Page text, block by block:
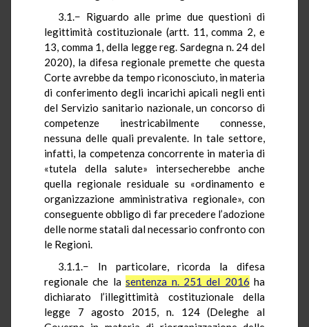
3.1.− Riguardo alle prime due questioni di
legittimità costituzionale (artt. 11, comma 2, e
13, comma 1, della legge reg. Sardegna n. 24 del
2020), la difesa regionale premette che questa
Corte avrebbe da tempo riconosciuto, in materia
di conferimento degli incarichi apicali negli enti
del Servizio sanitario nazionale, un concorso di
competenze inestricabilmente connesse,
nessuna delle quali prevalente. In tale settore,
infatti, la competenza concorrente in materia di
«tutela della salute» intersecherebbe anche
quella regionale residuale su «ordinamento e
organizzazione amministrativa regionale», con
conseguente obbligo di far precedere l’adozione
delle norme statali dal necessario confronto con
le Regioni.
3.1.1.− In particolare, ricorda la difesa
regionale che lasentenza n. 251 del 2016 ha
dichiarato l’illegittimità costituzionale della
legge 7 agosto 2015, n. 124 (Deleghe al